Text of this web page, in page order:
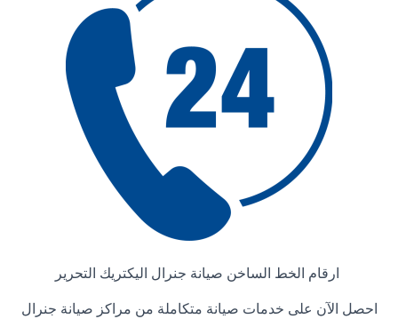
ارقام الخط الساخن صيانة جنرال اليكتريك التحرير
احصل الآن على خدمات صيانة متكاملة من مراكز صيانة جنرال